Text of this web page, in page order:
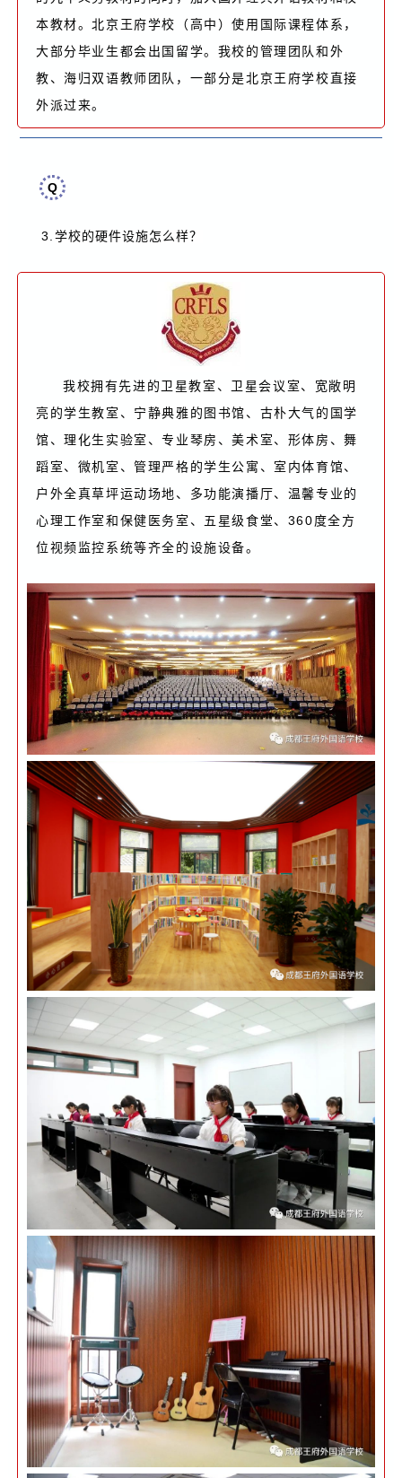
本教材。北京王府学校（高中）使用国际课程体系，
大部分毕业生都会出国留学。我校的管理团队和外
教、海归双语教师团队，一部分是北京王府学校直接
外派过来。
Q
3. 学校的硬件设施怎么样？
我校拥有先进的卫星教室、卫星会议室、宽敞明
亮的学生教室、宁静典雅的图书馆、古朴大气的国学
馆、理化生实验室、专业琴房、美术室、形体房、舞
蹈室、微机室、管理严格的学生公寓、室内体育馆、
户外全真草坪运动场地、多功能演播厅、 温馨专业的
心理工作室和保健医务室、五星级食堂、 360度全方
位视频监控系统等齐全的设施设备。